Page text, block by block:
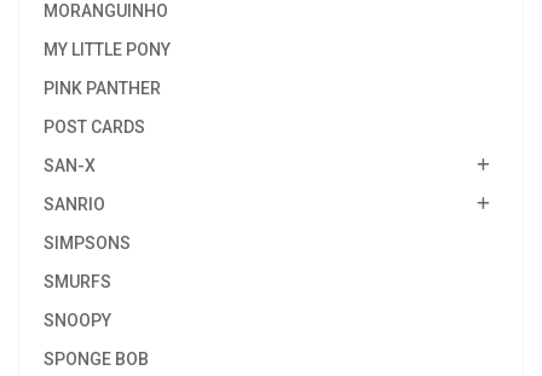
MORANGUINHO
MY LITTLE PONY
PINK PANTHER
POST CARDS
SAN-X
SANRIO
SIMPSONS
SMURFS
SNOOPY
SPONGE BOB